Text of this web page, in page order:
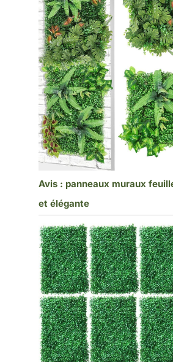
Avis : panneaux muraux
et élégante